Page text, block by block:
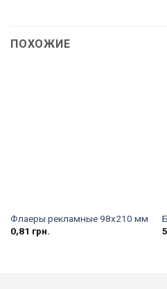
ПОХОЖИЕ
Флаеры рекламные 98х210 мм
0,81 грн.